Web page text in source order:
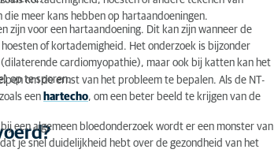
meer kans hebben op hartaandoeningen.
zijn voor een hartaandoening. Dit kan zijn wanneer de
of kortademigheid. Het onderzoek is bijzonder
(dilaterende cardiomyopathie), maar ook bij katten kan het
op te sporen.
om de ernst van het probleem te bepalen. Als de NT-
een hartecho, om een beter beeld te krijgen van de
een algemeen bloedonderzoek wordt er een monster van
je snel duidelijkheid hebt over de gezondheid van het